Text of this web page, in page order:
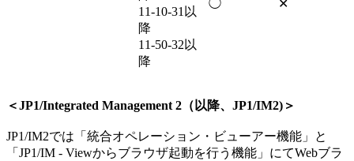
11-10-31以
降
11-50-32以
降
◯ ✕
＜JP1/Integrated Management 2（以降、JP1/IM2)＞
JP1/IM2では「統合オペレーション・ビューアー機能」と
「JP1/IM - Viewからブラウザ起動を行う機能」にてWebブラ